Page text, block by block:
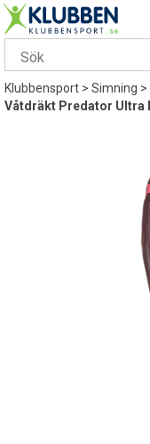
Klubbensport>Simning
Våtdräkt Predator Ultra